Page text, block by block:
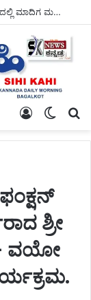
ದಲಿತರ ಮೇಲಿನ ಸರಣಿ ದೌರ್ಜನ್ಯ ಖಂಡಿಸಿ ಇಂದು ಗದಗದಲ್ಲಿ ಮಾದಿಗ ಮಹಾ ಸಭಾದ ವತಿಯಿಂದ – ಬೃಹತ್ ಪ್ರತಿಭಟನೆ.
Switch
Log
ಶ್ರೀ
ವಯೋ